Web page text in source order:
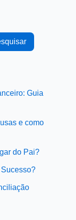
Guia
e como
do Pai?